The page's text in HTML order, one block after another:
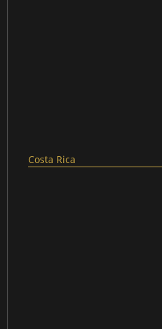
Costa Rica